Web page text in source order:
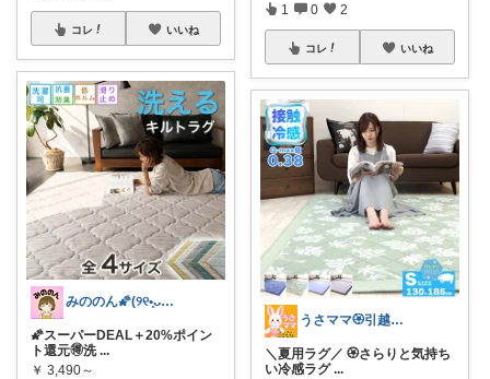
コレ いいね
みののん🌠(୨୧•͈ᴗ•͈)感謝♡
🌠スーパーDEAL＋20%ポイン
ト還元🉐洗 ...
￥ 3,490～
1 0 2
コレ いいね
うさママ🏵️引越ギフト&ごみ箱＆収納
＼夏用ラグ／ 🏵️さらりと気持ち
い冷感ラグ ...